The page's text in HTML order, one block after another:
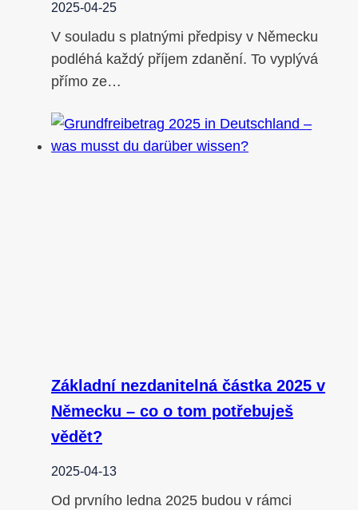
2025-04-25
V souladu s platnými předpisy v Německu
podléhá každý příjem zdanění. To vyplývá
přímo ze…
Základní nezdanitelná částka 2025 v
Německu – co o tom potřebuješ
vědět?
2025-04-13
Od prvního ledna 2025 budou v rámci